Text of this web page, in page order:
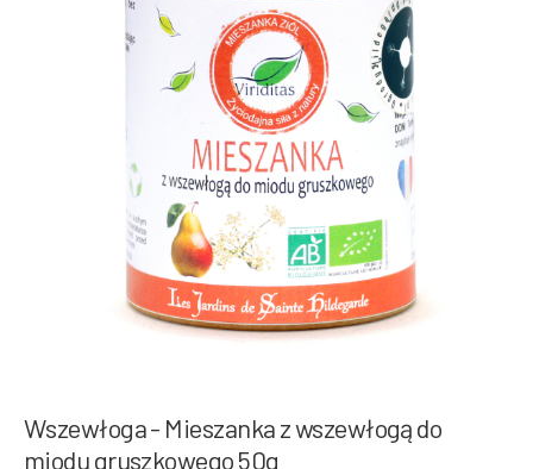
Wszewłoga - Mieszanka z wszewłogą do
miodu gruszkowego 50g